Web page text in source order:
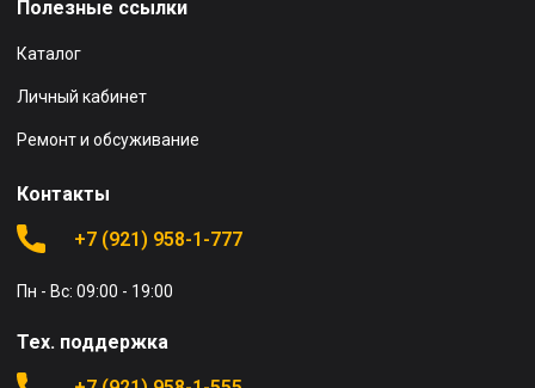
Полезные ссылки
Каталог
Личный кабинет
Ремонт и обсуживание
Контакты
+7 (921) 958-1-777
Пн - Вс: 09:00 - 19:00
Тех. поддержка